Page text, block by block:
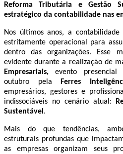
Reforma Tributária e Gestão
estratégico da contabilidade nas
Nos últimos anos, a
estritamente operacional para
dentro das organizações. Esse
evidente durante a realização de
Empresariais, evento
outubro pela
Ferres
empresários, gestores e
indissociáveis no cenário atual:
Sustentável .
Mais do que tendências,
estruturais profundas que
as empresas organizam seus